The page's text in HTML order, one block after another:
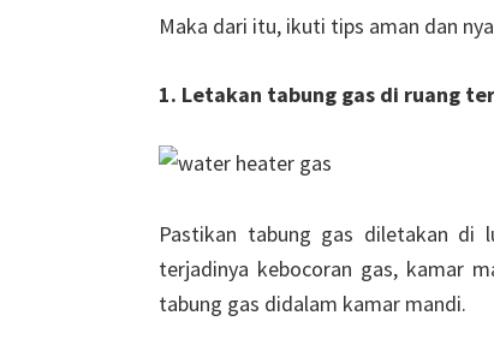
Maka dari itu, ikuti tips aman dan
1. Letakan tabung gas di ruang
Pastikan tabung gas diletakan di
terjadinya kebocoran gas, kamar
tabung gas didalam kamar mandi.